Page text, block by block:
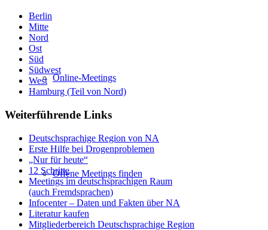
Online-Meetings
Offene Meetings finden
Berlin
Mitte
Nord
Ost
Süd
Südwest
West
Hamburg (Teil von Nord)
Weiterführende Links
Deutschsprachige Region von NA
Erste Hilfe bei Drogenproblemen
„Nur für heute“
12 Schritte
Meetings im deutschsprachigen Raum
(auch Fremdsprachen)
Infocenter – Daten und Fakten über NA
Literatur kaufen
Mitgliederbereich Deutschsprachige Region